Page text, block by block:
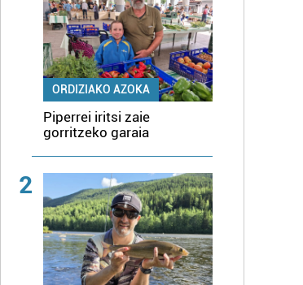
ORDIZIAKO AZOKA
Piperrei iritsi zaie
gorritzeko garaia
2